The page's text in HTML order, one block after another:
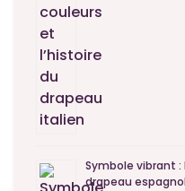
Symbole vibrant
drapeau espagnol